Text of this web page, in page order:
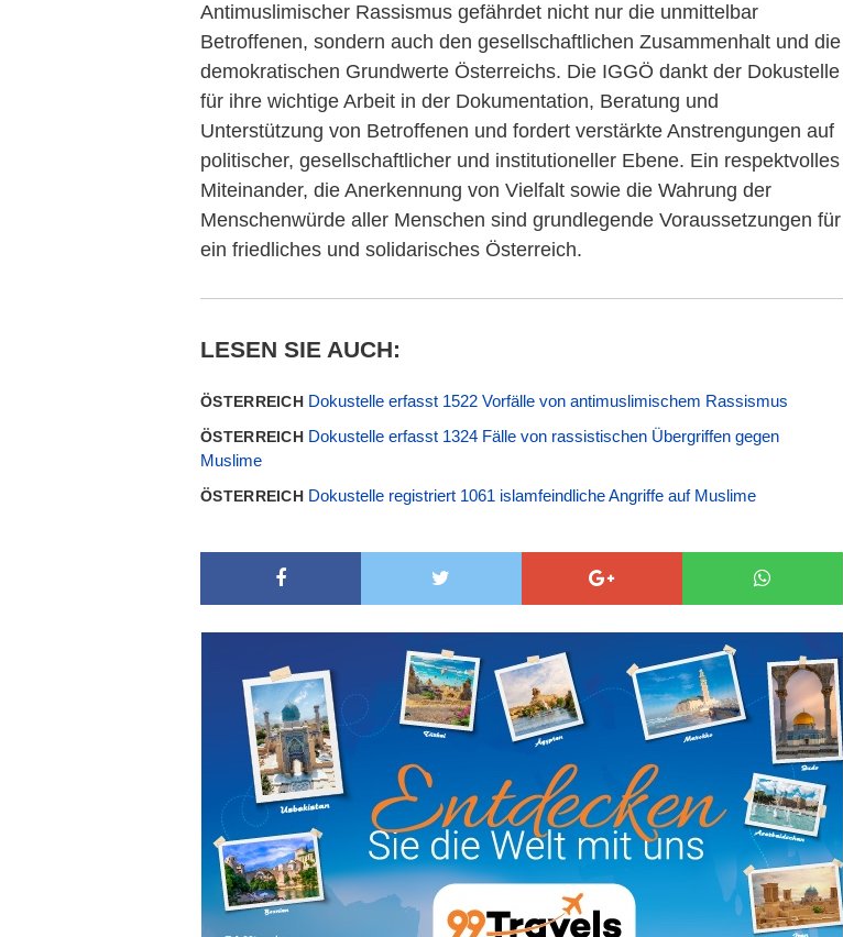
Antimuslimischer Rassismus gefährdet nicht nur die unmittelbar
Betroffenen, sondern auch den gesellschaftlichen Zusammenhalt und die
demokratischen Grundwerte Österreichs. Die IGGÖ dankt der Dokustelle
für ihre wichtige Arbeit in der Dokumentation, Beratung und
Unterstützung von Betroffenen und fordert verstärkte Anstrengungen auf
politischer, gesellschaftlicher und institutioneller Ebene. Ein respektvolles
Miteinander, die Anerkennung von Vielfalt sowie die Wahrung der
Menschenwürde aller Menschen sind grundlegende Voraussetzungen für
ein friedliches und solidarisches Österreich.
LESEN SIE AUCH:
ÖSTERREICH Dokustelle erfasst 1522 Vorfälle von antimuslimischem Rassismus
ÖSTERREICH Dokustelle erfasst 1324 Fälle von rassistischen Übergriffen gegen
Muslime
ÖSTERREICH Dokustelle registriert 1061 islamfeindliche Angriffe auf Muslime